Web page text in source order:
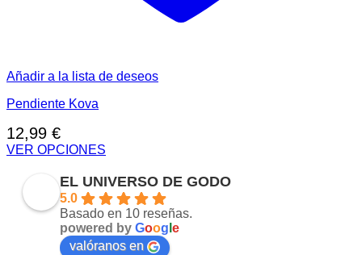
Añadir a la lista de deseos
Pendiente Kova
12,99 €
VER OPCIONES
tiene
múltiples
variantes.
EL UNIVERSO DE GODO
5.0
Basado en 10 reseñas.
powered by Goog e
valóranos en